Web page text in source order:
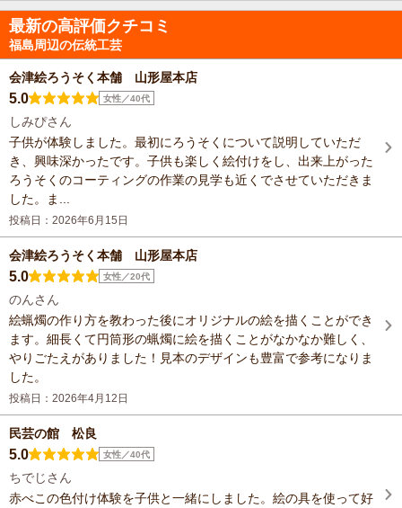
最新の高評価クチコミ
福島周辺の伝統工芸
会津絵ろうそく本舗 山形屋本店
5.0 女性／40代
しみぴさん
子供が体験しました。最初にろうそくについて説明していただ
き、興味深かったです。子供も楽しく絵付けをし、出来上がった
ろうそくのコーティングの作業の見学も近くでさせていただきま
した。ま...
投稿日：2026年6月15日
会津絵ろうそく本舗 山形屋本店
5.0 女性／20代
のんさん
絵蝋燭の作り方を教わった後にオリジナルの絵を描くことができ
ます。細長くて円筒形の蝋燭に絵を描くことがなかなか難しく、
やりごたえがありました！見本のデザインも豊富で参考になりま
した。
投稿日：2026年4月12日
民芸の館 松良
5.0 女性／40代
ちでじさん
赤べこの色付け体験を子供と一緒にしました。絵の具を使って好